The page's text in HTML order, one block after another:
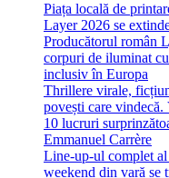
Piața locală de
Layer 2026 se
Producătorul român
corpuri de iluminat
inclusiv în Europa
Thrillere virale,
povești care vindecă.
10 lucruri
Emmanuel Carrère
Line-up-ul complet
weekend din vară se